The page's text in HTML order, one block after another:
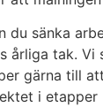
du sänka
årliga tak. Vi
gärna till
i etapper